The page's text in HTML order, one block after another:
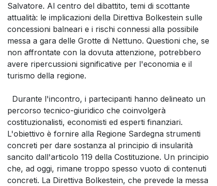
Salvatore. Al centro del dibattito, temi di scottante
attualità: le implicazioni della Direttiva Bolkestein sulle
concessioni balneari e i rischi connessi alla possibile
messa a gara delle Grotte di Nettuno. Questioni che, se
non affrontate con la dovuta attenzione, potrebbero
avere ripercussioni significative per l'economia e il
turismo della regione.
Durante l'incontro, i partecipanti hanno delineato un
percorso tecnico-giuridico che coinvolgerà
costituzionalisti, economisti ed esperti finanziari.
L'obiettivo è fornire alla Regione Sardegna strumenti
concreti per dare sostanza al principio di insularità
sancito dall'articolo 119 della Costituzione. Un principio
che, ad oggi, rimane troppo spesso vuoto di contenuti
concreti. La Direttiva Bolkestein, che prevede la messa